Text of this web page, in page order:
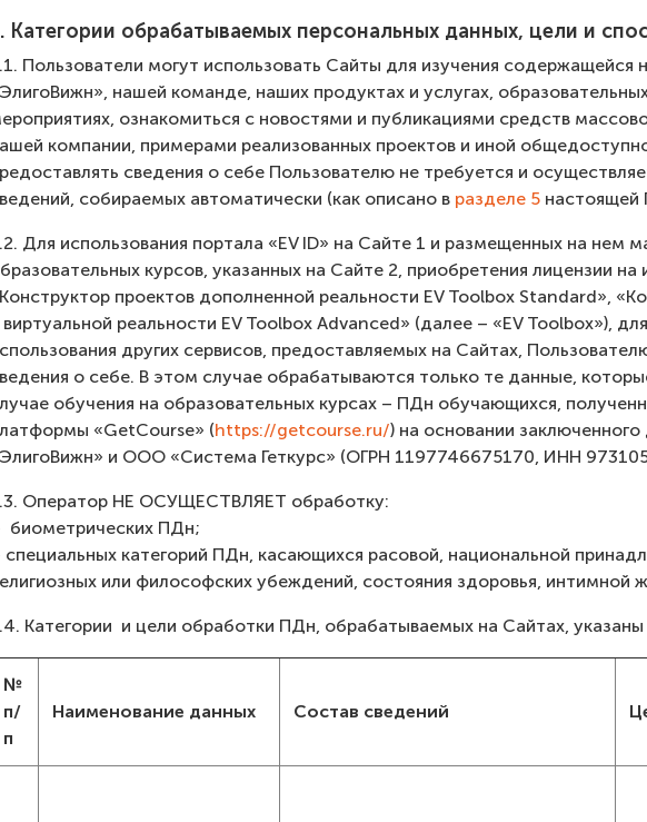
Категории обрабатываемых персональных данных, цели и
Пользователи могут использовать Сайты для изучения содержащейся
нашей команде, наших продуктах и услугах,
ознакомиться с новостями и публикациями средств
компании, примерами реализованных проектов и иной
сведения о себе Пользователю не требуется и
собираемых автоматически (как описано в разделе 5 настоящей
Для использования портала «EV ID» на Сайте 1 и размещенных на нем
курсов, указанных на Сайте 2, приобретения лицензии
проектов дополненной реальности EV Toolbox Standard»,
виртуальной реальности EV Toolbox Advanced» (далее – «EV Toolbox»),
других сервисов, предоставляемых на Сайтах,
о себе. В этом случае обрабатываются только те данные,
обучения на образовательных курсах – ПДн обучающихся,
«GetCourse» (https://getcourse.ru/) на основании
и ООО «Система Геткурс» (ОГРН 1197746675170, ИНН
Оператор НЕ ОСУЩЕСТВЛЯЕТ обработку:
биометрических ПДн;
специальных категорий ПДн, касающихся расовой, национальной
или философских убеждений, состояния здоровья, интимной
Категории и цели обработки ПДн, обрабатываемых на Сайтах,
№
п/
п
Наименование данных Состав сведений